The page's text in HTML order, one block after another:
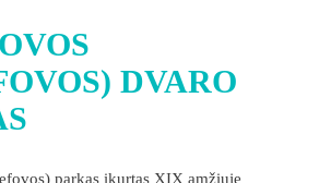
DVARO
parkas įkurtas XIX amžiuje